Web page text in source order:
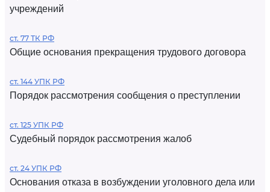
учреждений
ст. 77 ТК РФ
Общие основания прекращения трудового договора
ст. 144 УПК РФ
Порядок рассмотрения сообщения о преступлении
ст. 125 УПК РФ
Судебный порядок рассмотрения жалоб
ст. 24 УПК РФ
Основания отказа в возбуждении уголовного дела или